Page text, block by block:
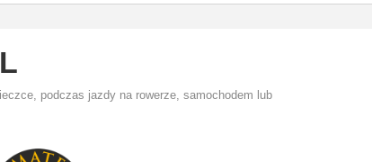
podczas jazdy na rowerze, samochodem lub